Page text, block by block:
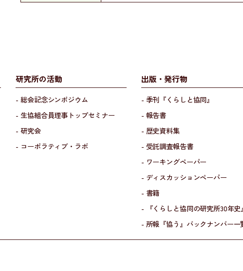
研究所の活動
- 総会記念シンポジウム
- 生協組合員理事トップセミナー
- 研究会
- コーポラティブ・ラボ
出版・発行物
- 季刊『くらしと協同』
- 報告書
- 歴史資料集
- 受託調査報告書
- ワーキングペーパー
- ディスカッションペーパー
- 書籍
- 『くらしと協同の研究所30年史
- 所報『協う』バックナンバー一